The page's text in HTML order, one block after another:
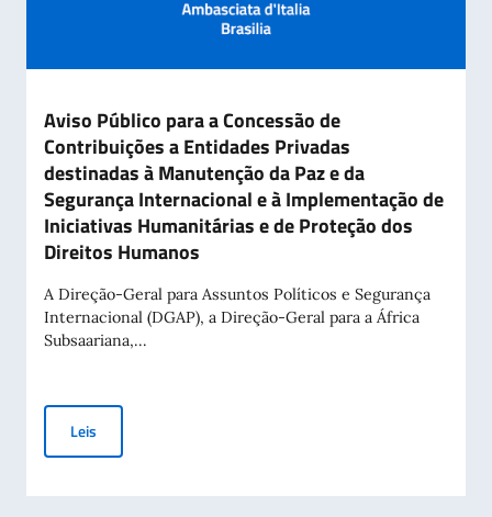
Aviso Público para a Concessão de
Contribuições a Entidades Privadas
destinadas à Manutenção da Paz e da
Segurança Internacional e à Implementação de
Iniciativas Humanitárias e de Proteção dos
Direitos Humanos
A Direção-Geral para Assuntos Políticos e Segurança
Internacional (DGAP), a Direção-Geral para a África
Subsaariana,...
Leis